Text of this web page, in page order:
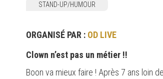
STAND-UP/HUMOUR
ORGANISÉ PAR : OD LIVE
Clown n’est pas un métier !!
Boon va mieux faire ! Après 7 ans loin